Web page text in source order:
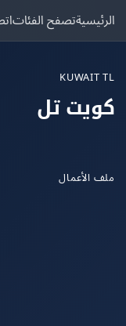
تصفح الفئاتاتصل بنا
تل